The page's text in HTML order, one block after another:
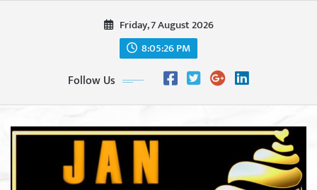
Friday, 7 August 2026
8:05:28 PM
Follow Us